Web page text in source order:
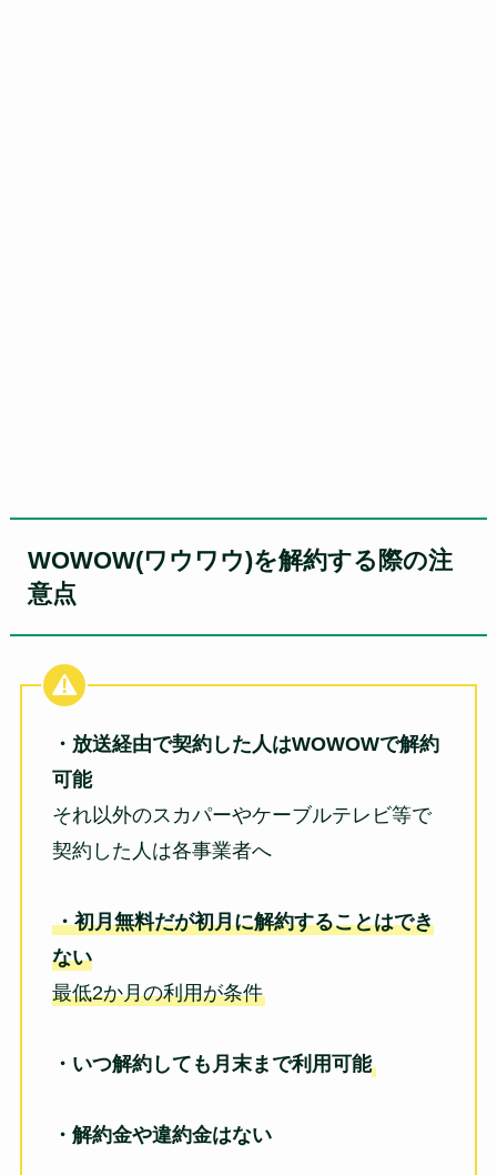
WOWOW(ワウワウ)を解約する際の注
意点
・放送経由で契約した人はWOWOWで解約
可能
それ以外のスカパーやケーブルテレビ等で
契約した人は各事業者へ
・初月無料だが初月に解約することはでき
ない
最低2か月の利用が条件
・いつ解約しても月末まで利用可能
・解約金や違約金はない